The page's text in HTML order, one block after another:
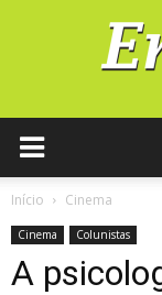
Início Cinema
Cinema Colunistas
A